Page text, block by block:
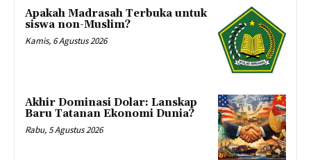
Apakah Madrasah Terbuka untuk
siswa non-Muslim?
Kamis, 6 Agustus 2026
Akhir Dominasi Dolar: Lanskap
Baru Tatanan Ekonomi Dunia?
Rabu, 5 Agustus 2026